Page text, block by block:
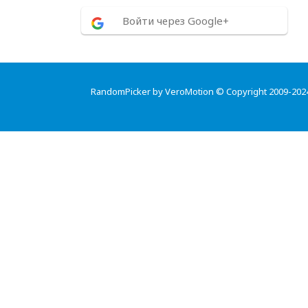
Войти через Google+
RandomPicker by VeroMotion © Copyright 2009-